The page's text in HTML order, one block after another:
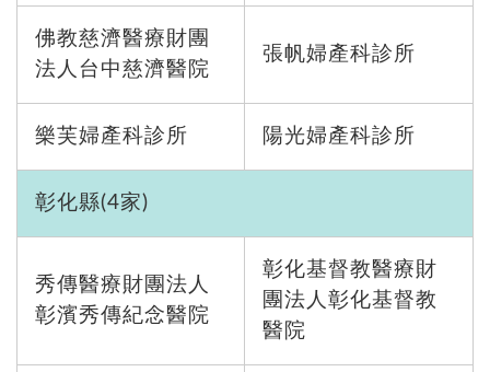
佛教慈濟醫療財團
法人台中慈濟醫院
張帆婦產科診所
樂芙婦產科診所 陽光婦產科診所
彰化縣(4家)
秀傳醫療財團法人
彰濱秀傳紀念醫院
彰化基督教醫療財
團法人彰化基督教
醫院